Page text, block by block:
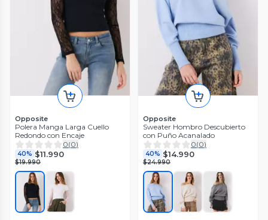
Opposite
Polera Manga Larga Cuello
Redondo con Encaje
0(0)
40% $11.990
$19.990
Opposite
Sweater Hombro Descubierto
con Puño Acanalado
0(0)
40% $14.990
$24.990